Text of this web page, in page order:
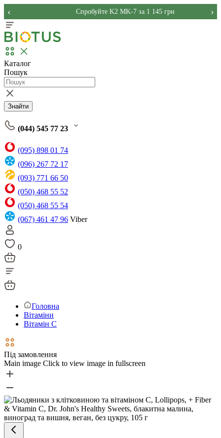
Спробуйте K2 MK-7 за 1 145 грн
‹ ›
Каталог
Пошук
Знайти
(044) 545 77 23
(095) 898 01 74
(096) 267 72 17
(093) 771 66 50
(050) 468 55 52
(050) 468 55 54
(067) 461 47 96 Viber
0
Головна
Вітаміни
Вітамін С
Під замовлення
Main image Click to view image in fullscreen